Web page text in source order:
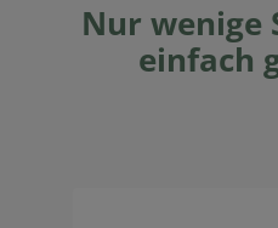
Nur wenige
einfach